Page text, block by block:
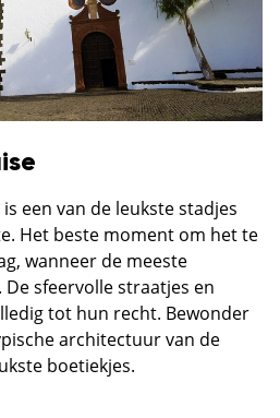
een van de leukste stadjes
Het beste moment om het te
wanneer de meeste
sfeervolle straatjes en
tot hun recht. Bewonder
architectuur van de
boetiekjes.